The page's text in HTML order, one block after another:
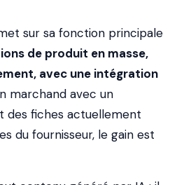
sur sa fonction principale
de produit en masse,
avec une intégration
marchand avec un
des fiches actuellement
du fournisseur, le gain est